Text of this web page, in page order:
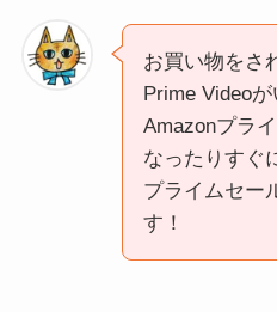
お買い物をさ
Prime Videoが
Amazonプラ
なったりすぐ
プライムセー
す！